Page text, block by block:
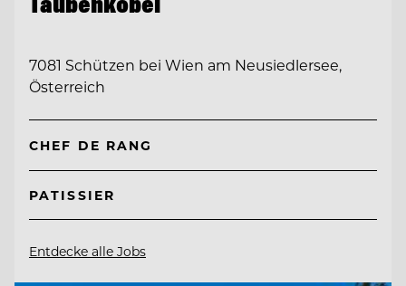
7081 Schützen bei Wien am Neusiedlersee,
Österreich
CHEF DE RANG
PATISSIER
Entdecke alle Jobs